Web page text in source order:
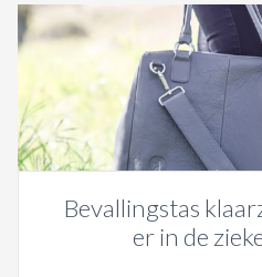
Bevallingstas
er in de